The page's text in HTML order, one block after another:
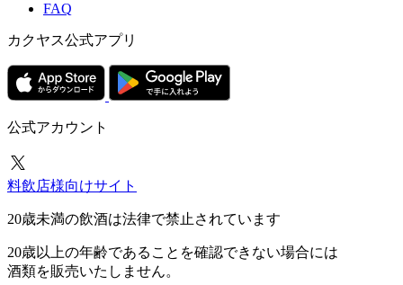
FAQ
カクヤス公式アプリ
公式アカウント
料飲店様向けサイト
20歳未満の飲酒は法律で禁止されています
20歳以上の年齢であることを確認できない場合には
酒類を販売いたしません。